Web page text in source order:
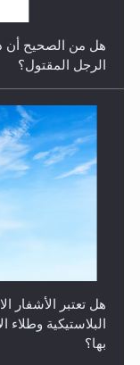
الهجرة: بحث عن
هل من الصحيح أن
الرجل المقتول؟
هل تعتبر الأشفار
البلاستيكية
بها؟